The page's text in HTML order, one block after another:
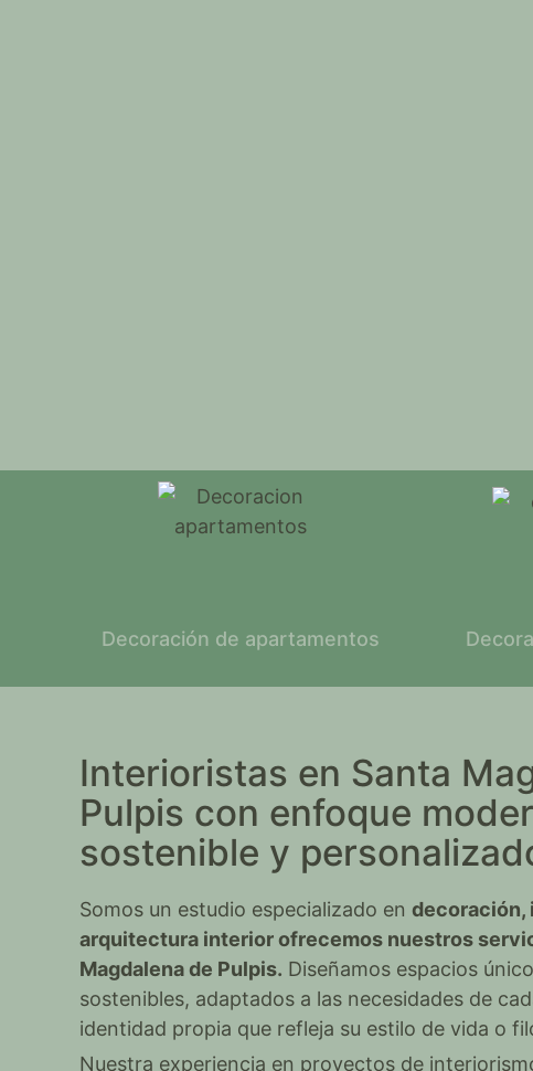
Decoración de apartamentos
Interioristas en Santa
Pulpis con enfoque
sostenible y
Somos un estudio especializado endecoración,
arquitectura interior ofrecemos nuestros
Magdalena de Pulpis. Diseñamos espacios
sostenibles, adaptados a las necesidades de
identidad propia que refleja su estilo de vida o
Nuestra experiencia en proyectos de